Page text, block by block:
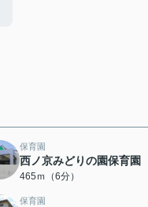
保育園
西ノ京みどりの園保育園
465ｍ（6分）
保育園